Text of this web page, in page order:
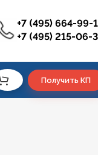
+7 (495) 664-99-
+7 (495) 215-06-
Получить КП